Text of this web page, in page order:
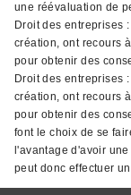
une réévaluation de
Droit des entreprises
création, ont recours
pour obtenir des
Droit des entreprises
création, ont recours
pour obtenir des
font le choix de se
l'avantage d'avoir
peut donc effectuer